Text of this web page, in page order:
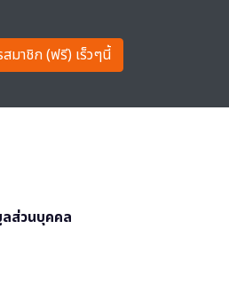
มาชิก (ฟรี) เร็วๆนี้
ส่วนบุคคล